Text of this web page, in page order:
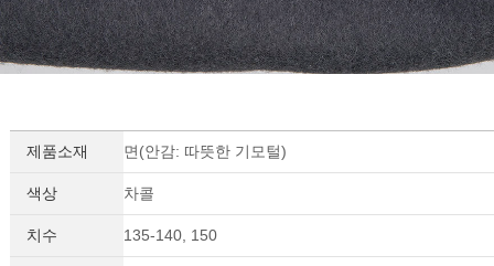
제품소재 면(안감: 따뜻한 기모털)
색상 차콜
치수 135-140, 150